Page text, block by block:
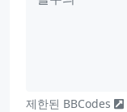
제한된 BBCodes